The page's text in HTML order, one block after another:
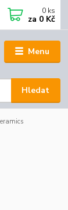
Menu
Hledat
0 ks
za 0 Kč